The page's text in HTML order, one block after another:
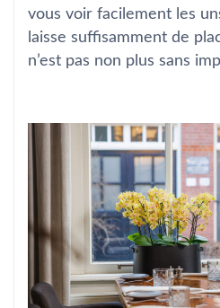
vous voir facilement les
laisse suffisamment de
n’est pas non plus sans